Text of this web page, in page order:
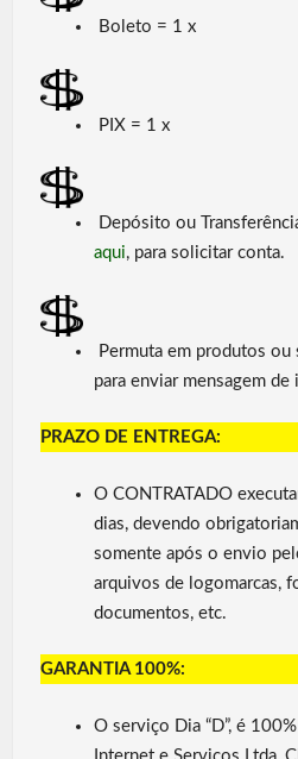
Boleto = 1 x
PIX = 1 x
Depósito ou
aqui, para solicitar conta.
Permuta em produtos ou
para enviar mensagem
PRAZO DE ENTREGA:
O CONTRATADO
dias, devendo
somente após o envio
arquivos de logomarcas,
documentos, etc.
GARANTIA 100%:
O serviço Dia “D”, é